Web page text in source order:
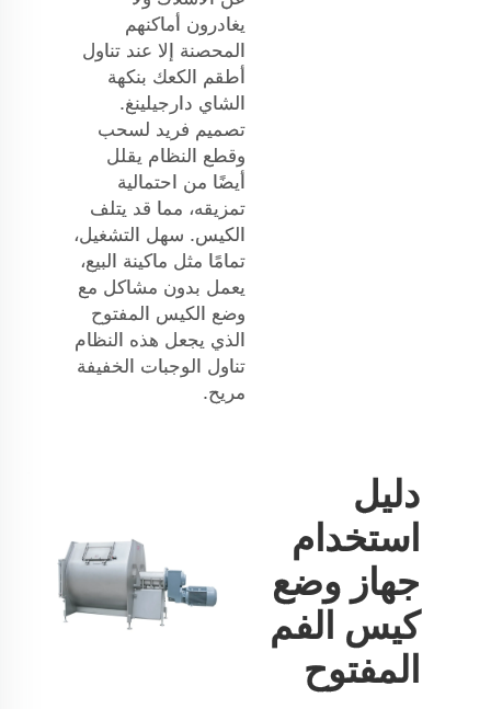
يغادرون أماكنهم
المحصنة إلا عند تناول
أطقم الكعك بنكهة
الشاي دارجيلينغ.
تصميم فريد لسحب
وقطع النظام يقلل
أيضًا من احتمالية
تمزيقه، مما قد يتلف
الكيس. سهل التشغيل،
تمامًا مثل ماكينة البيع،
يعمل بدون مشاكل مع
وضع الكيس المفتوح
الذي يجعل هذه النظام
تناول الوجبات الخفيفة
مريح.
دليل
استخدام
جهاز وضع
كيس الفم
المفتوح